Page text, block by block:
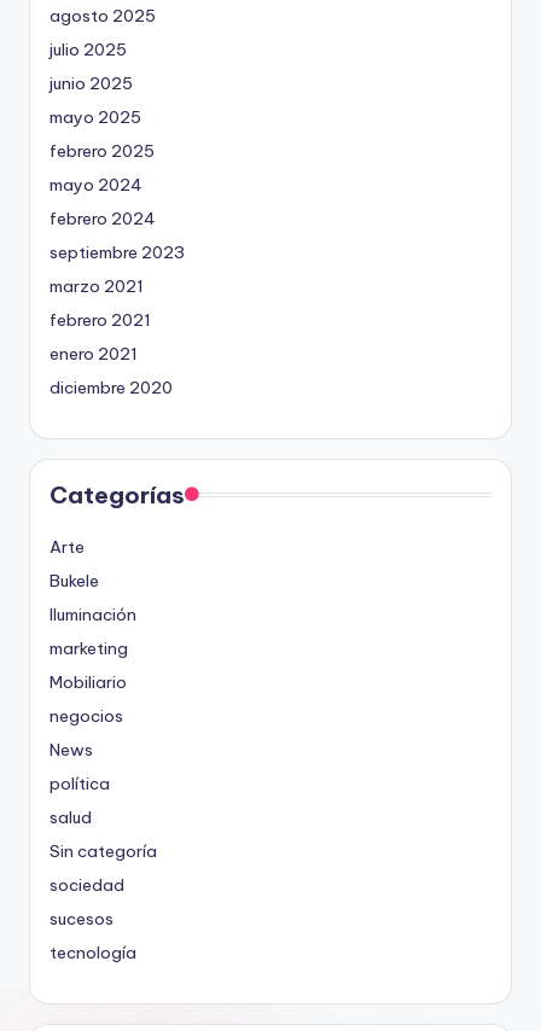
agosto 2025
julio 2025
junio 2025
mayo 2025
febrero 2025
mayo 2024
febrero 2024
septiembre 2023
marzo 2021
febrero 2021
enero 2021
diciembre 2020
Categorías
Arte
Bukele
Iluminación
marketing
Mobiliario
negocios
News
política
salud
Sin categoría
sociedad
sucesos
tecnología